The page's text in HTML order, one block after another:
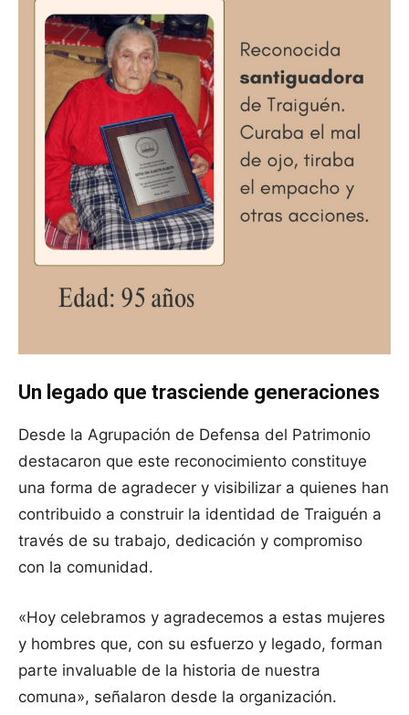
Un legado que trasciende generaciones
Desde la Agrupación de Defensa del Patrimonio
destacaron que este reconocimiento constituye
una forma de agradecer y visibilizar a quienes han
contribuido a construir la identidad de Traiguén a
través de su trabajo, dedicación y compromiso
con la comunidad.
«Hoy celebramos y agradecemos a estas mujeres
y hombres que, con su esfuerzo y legado, forman
parte invaluable de la historia de nuestra
comuna», señalaron desde la organización.